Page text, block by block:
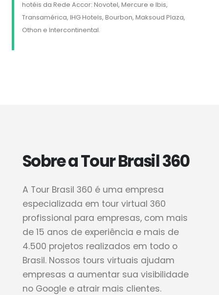
hotéis da Rede Accor: Novotel, Mercure e Ibis,
Transamérica, IHG Hotels, Bourbon, Maksoud Plaza,
Othon e Intercontinental.
Sobre a Tour Brasil 360
A Tour Brasil 360 é uma empresa
especializada em tour virtual 360
profissional para empresas, com mais
de 15 anos de experiência e mais de
4.500 projetos realizados em todo o
Brasil. Nossos tours virtuais ajudam
empresas a aumentar sua visibilidade
no Google e atrair mais clientes.